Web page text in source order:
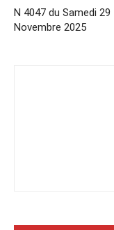
N 4047 du Samedi 29
Novembre 2025